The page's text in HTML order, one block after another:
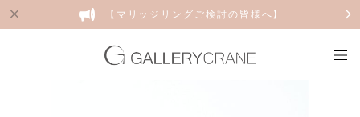
【マリッジリングご検討の皆様へ】